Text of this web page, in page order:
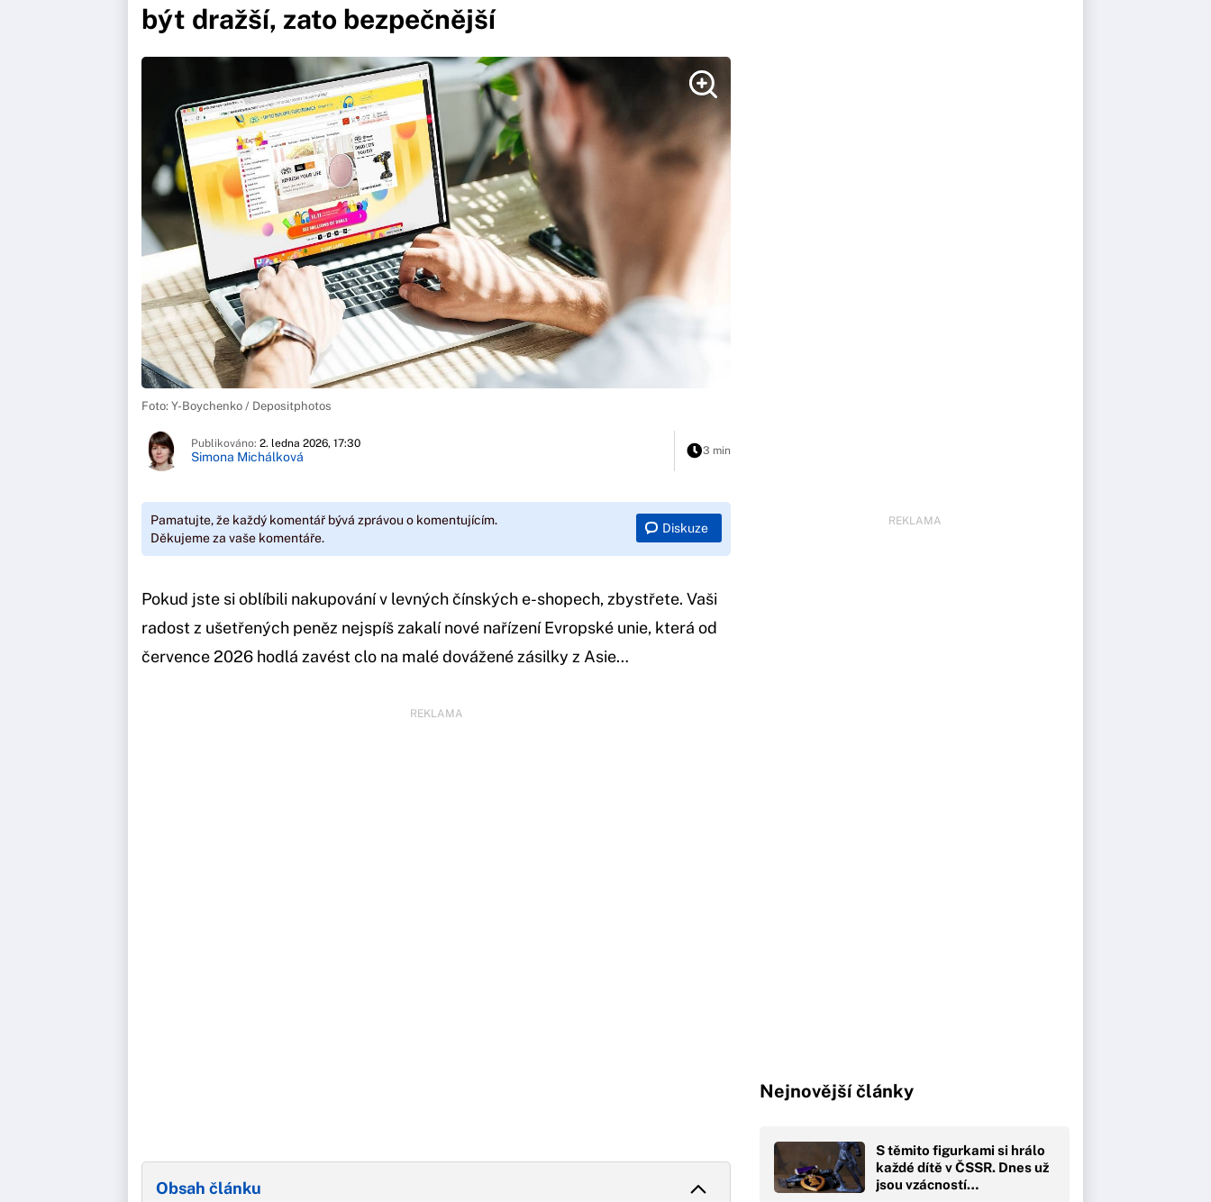
být dražší, zato bezpečnější
Foto: Y-Boychenko / Depositphotos
Publikováno: 2. ledna 2026, 17:30
Simona Michálková 3 min
Pamatujte, že každý komentář bývá zprávou o komentujícím.
Děkujeme za vaše komentáře.
Diskuze
Pokud jste si oblíbili nakupování v levných čínských e-shopech, zbystřete. Vaši
radost z ušetřených peněz nejspíš zakalí nové nařízení Evropské unie, která od
července 2026 hodlá zavést clo na malé dovážené zásilky z Asie…
REKLAMA
Obsah článku
REKLAMA
Nejnovější články
S těmito figurkami si hrálo
každé dítě v ČSSR. Dnes už
jsou vzácností…